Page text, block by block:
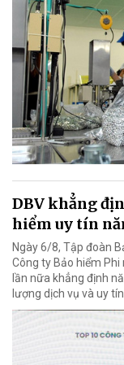
DBV khẳng
hiểm uy tín
Ngày 6/8, Tập đoàn
Công ty Bảo hiểm
lần nữa khẳng định
lượng dịch vụ và uy